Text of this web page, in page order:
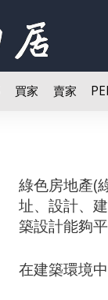
買家 賣家
綠色房地產(
址、設計、
築設計能夠
在建築環境